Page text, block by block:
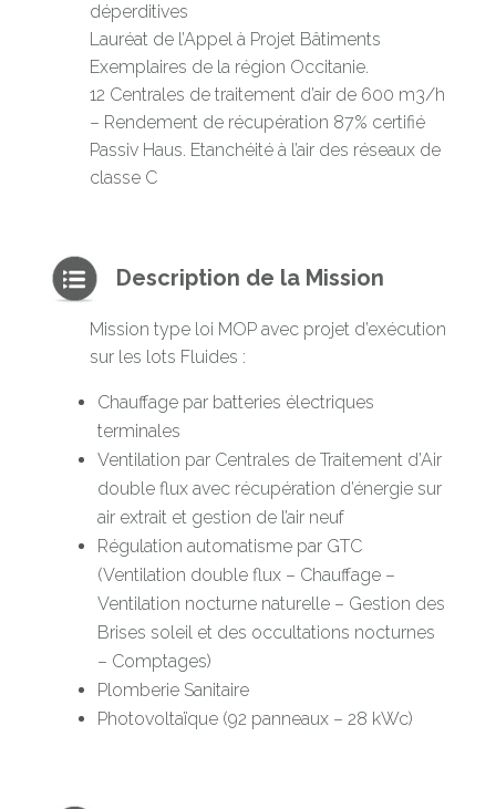
déperditives
Lauréat de l’Appel à Projet Bâtiments
Exemplaires de la région Occitanie.
12 Centrales de traitement d’air de 600 m3/h
– Rendement de récupération 87% certifié
Passiv Haus. Etanchéité à l’air des réseaux de
classe C
Description de la Mission
Mission type loi MOP avec projet d’exécution
sur les lots Fluides :
Chauffage par batteries électriques
terminales
Ventilation par Centrales de Traitement d’Air
double flux avec récupération d’énergie sur
air extrait et gestion de l’air neuf
Régulation automatisme par GTC
(Ventilation double flux – Chauffage –
Ventilation nocturne naturelle – Gestion des
Brises soleil et des occultations nocturnes
– Comptages)
Plomberie Sanitaire
Photovoltaïque (92 panneaux – 28 kWc)